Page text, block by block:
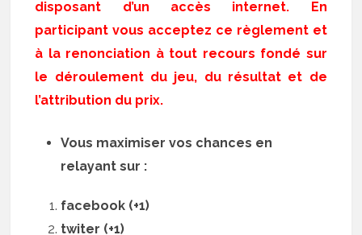
disposant d’un accès internet. En
participant vous acceptez ce règlement et
à la renonciation à tout recours fondé sur
le déroulement du jeu, du résultat et de
l’attribution du prix.
Vous maximiser vos chances en
relayant sur :
facebook (+1)
twiter (+1)